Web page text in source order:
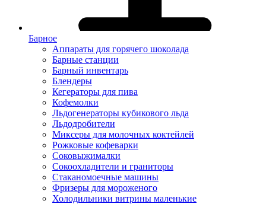
Барное
Аппараты для горячего шоколада
Барные станции
Барный инвентарь
Блендеры
Кегераторы для пива
Кофемолки
Льдогенераторы кубикового льда
Льдодробители
Миксеры для молочных коктейлей
Рожковые кофеварки
Соковыжималки
Сокоохладители и граниторы
Стаканомоечные машины
Фризеры для мороженого
Холодильники витрины маленькие